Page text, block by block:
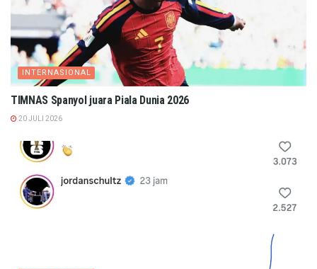
INTERNASIONAL
TIMNAS Spanyol juara Piala Dunia 2026
20 JULI 2026